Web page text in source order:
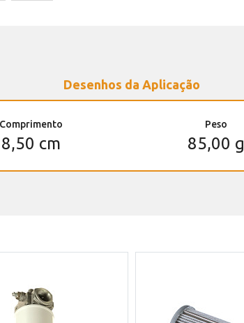
Desenhos da Aplicação
Comprimento
8,50 cm
Peso
85,00 g